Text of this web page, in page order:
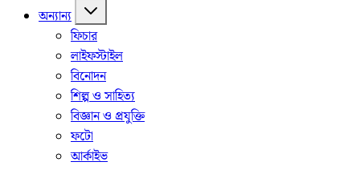
অন্যান্য
ফিচার
লাইফস্টাইল
বিনোদন
শিল্প ও সাহিত্য
বিজ্ঞান ও প্রযুক্তি
ফটো
আর্কাইভ